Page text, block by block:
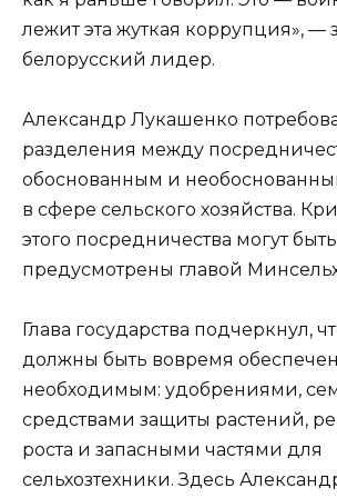
лежит эта жуткая коррупция», —
белорусский лидер.
Александр Лукашенко
разделения между
обоснованным и
в сфере сельского хозяйства.
этого посредничества могут быть
предусмотрены главой
Глава государства подчеркнул,
должны быть вовремя
необходимым: удобрениями,
средствами защиты растений,
роста и запасными частями для
сельхозтехники. Здесь